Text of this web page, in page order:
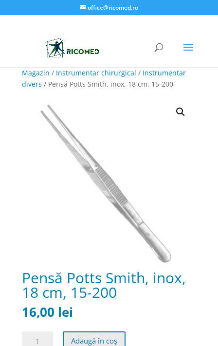
office@ricomed.ro
Magazin / Instrumentar chirurgical / Instrumentar
divers / Pensă Potts Smith, inox, 18 cm, 15-200
Pensă Potts Smith, inox,
18 cm, 15-200
16,00 lei
Cantitate
Adaugă în coș